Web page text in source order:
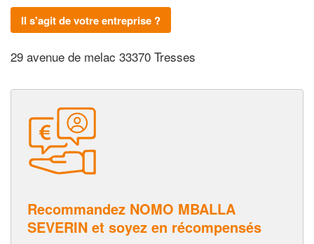
Il s'agit de votre entreprise ?
29 avenue de melac 33370 Tresses
Recommandez NOMO MBALLA
SEVERIN et soyez en récompensés